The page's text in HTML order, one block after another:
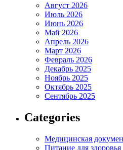
Август 2026
Июль 2026
Июнь 2026
Май 2026
Апрель 2026
Март 2026
Февраль 2026
Декабрь 2025
Ноябрь 2025
Октябрь 2025
Сентябрь 2025
Categories
Медицинская
Питание для здоровья